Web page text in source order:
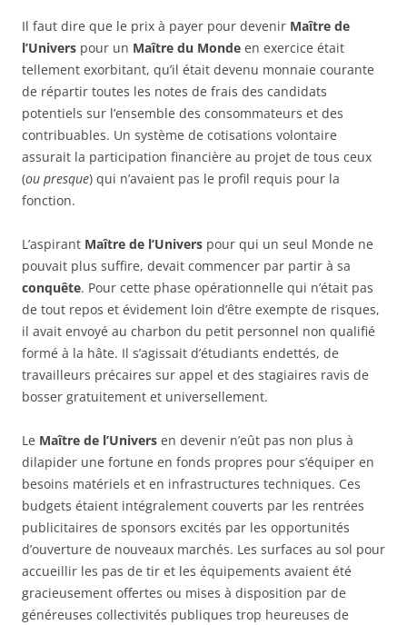
Il faut dire que le prix à payer pour devenir Maître de
l’Univers pour un Maître du Monde en exercice était
tellement exorbitant, qu’il était devenu monnaie courante
de répartir toutes les notes de frais des candidats
potentiels sur l’ensemble des consommateurs et des
contribuables. Un système de cotisations volontaire
assurait la participation financière au projet de tous ceux
(ou presque) qui n’avaient pas le profil requis pour la
fonction.
L’aspirant Maître de l’Univers pour qui un seul Monde ne
pouvait plus suffire, devait commencer par partir à sa
conquête. Pour cette phase opérationnelle qui n’était pas
de tout repos et évidement loin d’être exempte de risques,
il avait envoyé au charbon du petit personnel non qualifié
formé à la hâte. Il s’agissait d’étudiants endettés, de
travailleurs précaires sur appel et des stagiaires ravis de
bosser gratuitement et universellement.
Le Maître de l’Univers en devenir n’eût pas non plus à
dilapider une fortune en fonds propres pour s’équiper en
besoins matériels et en infrastructures techniques. Ces
budgets étaient intégralement couverts par les rentrées
publicitaires de sponsors excités par les opportunités
d’ouverture de nouveaux marchés. Les surfaces au sol pour
accueillir les pas de tir et les équipements avaient été
gracieusement offertes ou mises à disposition par de
généreuses collectivités publiques trop heureuses de